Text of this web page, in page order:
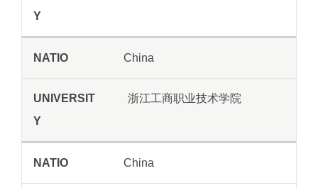
China
浙江工商职业技术学院
China